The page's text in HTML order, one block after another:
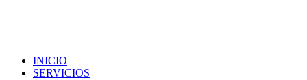
INICIO
SERVICIOS